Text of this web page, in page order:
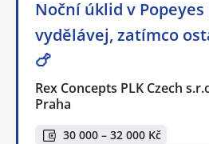
Noční úklid v Popeyes
vydělávej, zatímco
🍗
Rex Concepts PLK Czech
Praha
30 000 – 32 000 Kč